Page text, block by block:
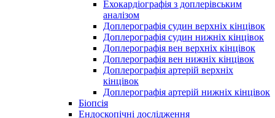
Ехокардіографія з доплерівським
аналізом
Доплерографія судин верхніх кінцівок
Доплерографія судин нижніх кінцівок
Доплерографія вен верхніх кінцівок
Доплерографія вен нижніх кінцівок
Доплерографія артерій верхніх
кінцівок
Доплерографія артерій нижніх кінцівок
Біопсія
Ендоскопічні дослідження